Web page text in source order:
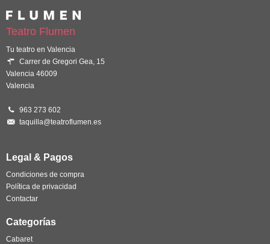
Teatro Flumen
Tu teatro en Valencia
Carrer de Gregori Gea, 15
Valencia 46009
Valencia
963 273 602
taquilla@teatroflumen.es
Legal & Pagos
Condiciones de compra
Política de privacidad
Contactar
Categorías
Cabaret